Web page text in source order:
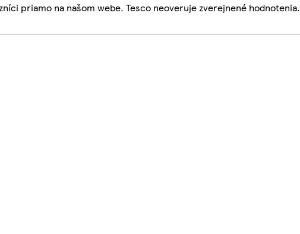
priamo na našom webe. Tesco neoveruje zverejnené hodnotenia.